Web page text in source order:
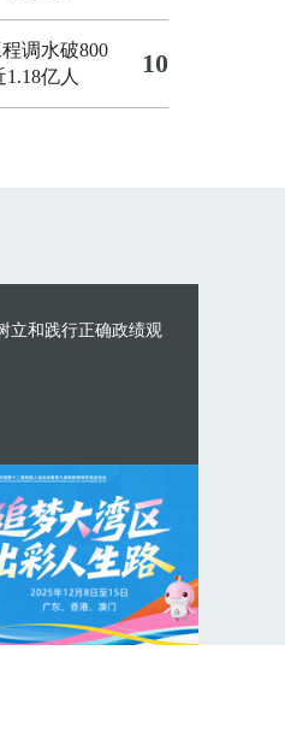
调水破800
亿人
10
立和践行正确政绩观